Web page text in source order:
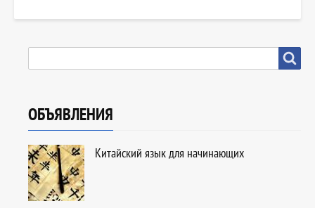
ОБЪЯВЛЕНИЯ
Китайский язык для начинающих